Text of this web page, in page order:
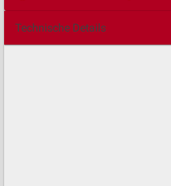
Technische Details